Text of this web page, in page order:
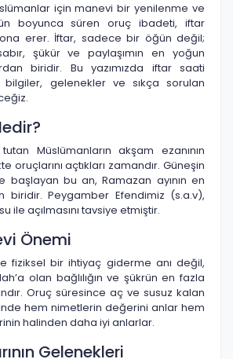
için manevi bir yenilenme ve
boyunca süren oruç ibadeti, iftar
erer. İftar, sadece bir öğün değil;
şükür ve paylaşımın en yoğun
biridir. Bu yazımızda iftar saati
bilgiler, gelenekler ve sıkça sorulan
Müslümanların akşam ezanının
oruçlarını açtıkları zamandır. Güneşin
başlayan bu an, Ramazan ayının en
biridir. Peygamber Efendimiz (s.a.v),
ile açılmasını tavsiye etmiştir.
Önemi
fiziksel bir ihtiyaç giderme anı değil,
olan bağlılığın ve şükrün en fazla
Oruç süresince aç ve susuz kalan
hem nimetlerin değerini anlar hem
halinden daha iyi anlarlar.
Gelenekleri